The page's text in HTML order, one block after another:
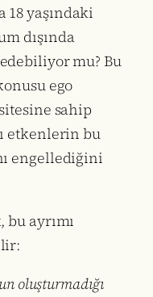
yaşındaki
dışında
mu? Bu
ego
sahip
etkenlerin bu
engellediğini
bu ayrımı
oluşturmadığı